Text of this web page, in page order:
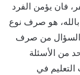
فان يؤمن الفرد
هو صرف نوع
السؤال من صرف
من الأسئلة
التعليم في